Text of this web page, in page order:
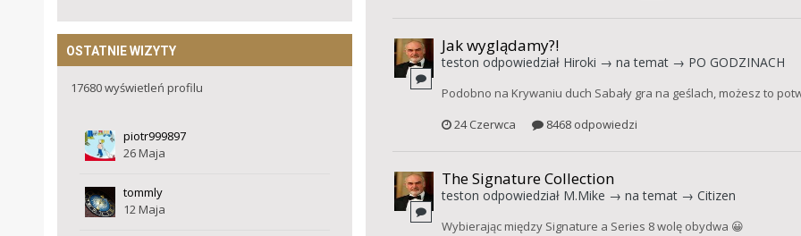
OSTATNIE WIZYTY
17680 wyświetleń profilu
piotr999897
26 Maja
tommly
12 Maja
Jak wyglądamy?!
teston odpowiedział Hiroki → na temat → PO GODZINACH
Podobno na Krywaniu duch Sabały gra na geślach, możesz to
24 Czerwca
8468 odpowiedzi
The Signature Collection
teston odpowiedział M.Mike → na temat → Citizen
Wybierając między Signature a Series 8 wolę obydwa 😀